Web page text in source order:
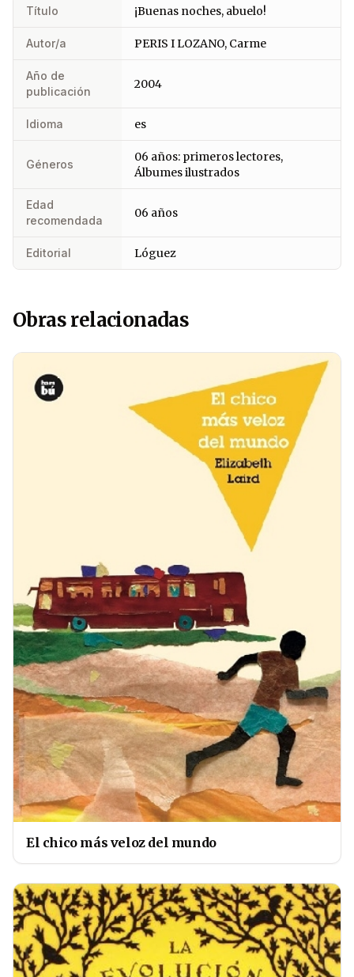
Título ¡Buenas noches, abuelo!
Autor/a PERIS I LOZANO, Carme
Año de
publicación
2004
Idioma es
Géneros
06 años: primeros lectores,
Álbumes ilustrados
Edad
recomendada
06 años
Editorial Lóguez
Obras relacionadas
El chico más veloz del mundo